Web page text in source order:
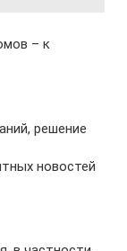
– к
решение
новостей